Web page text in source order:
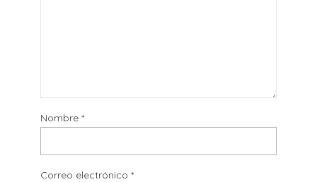
Nombre *
Correo electrónico *